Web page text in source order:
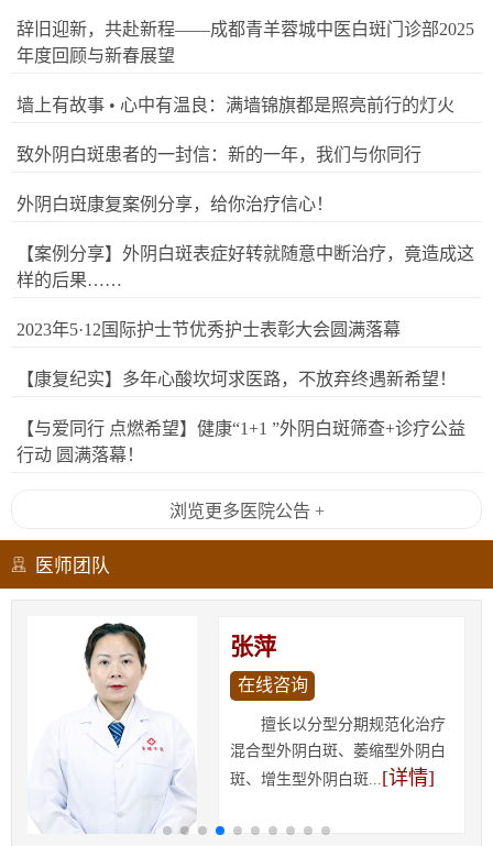
辞旧迎新，共赴新程——成都青羊蓉城中医白斑门诊部2025
年度回顾与新春展望
墙上有故事 • 心中有温良：满墙锦旗都是照亮前行的灯火
致外阴白斑患者的一封信：新的一年，我们与你同行
外阴白斑康复案例分享，给你治疗信心！
【案例分享】外阴白斑表症好转就随意中断治疗，竟造成这
样的后果……
2023年5·12国际护士节优秀护士表彰大会圆满落幕
【康复纪实】多年心酸坎坷求医路，不放弃终遇新希望！
【与爱同行 点燃希望】健康“1+1 ”外阴白斑筛查+诊疗公益
行动 圆满落幕！
浏览更多医院公告 +
医师团队
张萍
在线咨询
擅长以分型分期规范化治疗
混合型外阴白斑、萎缩型外阴白
斑、增生型外阴白斑...[详情]